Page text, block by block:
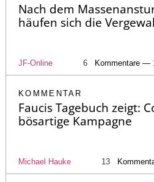
Nach dem
häufen sich die
JF-Online 6 Kommentare —
KOMMENTAR
Faucis Tagebuch zeigt:
bösartige Kampagne
Michael Hauke 13